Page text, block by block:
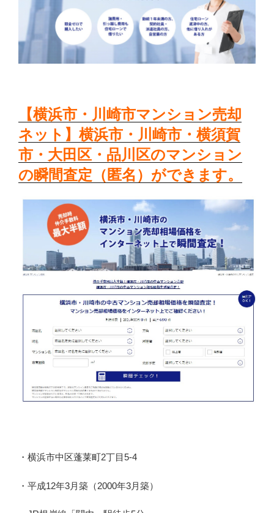
【横浜市・川崎市マンション売却
ネット】横浜市・川崎市・横須賀
市・大田区・品川区のマンション
の瞬間査定（匿名）ができます。
・横浜市中区蓬莱町2丁目5-4
・平成12年3月築（2000年3月築）